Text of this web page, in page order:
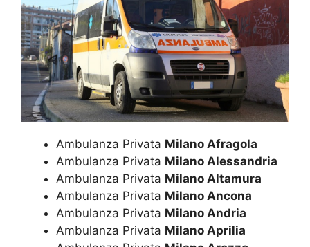
Ambulanza Privata Milano Afragola
Ambulanza Privata Milano Alessandria
Ambulanza Privata Milano Altamura
Ambulanza Privata Milano Ancona
Ambulanza Privata Milano Andria
Ambulanza Privata Milano Aprilia